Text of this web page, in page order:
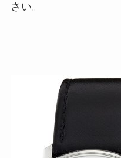
さい。